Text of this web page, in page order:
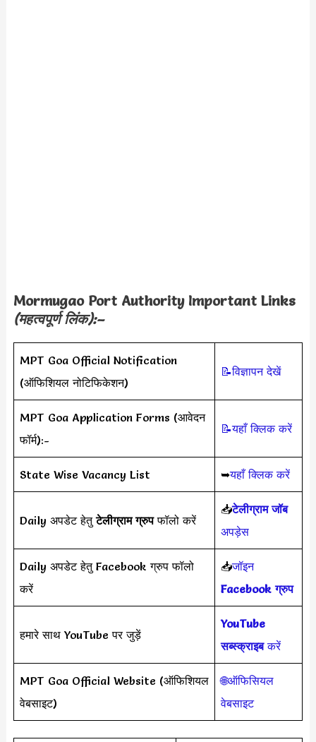
Mormugao Port Authority Important Links
(महत्वपूर्ण लिंक):–
MPT Goa Official Notification
(ऑफिशियल नोटिफिकेशन)
📝विज्ञापन देखें
MPT Goa Application Forms (आवेदन
फॉर्म):-
📝यहाँ क्लिक करें
State Wise Vacancy List ➥यहाँ क्लिक करें
Daily अपडेट हेतुटेलीग्राम ग्रुपफॉलो करें
📥टेलीग्राम जॉब
अपड़ेस
Daily अपडेट हेतु Facebook ग्रुप फॉलो
करें
📥जॉइन
Facebook ग्रुप
हमारे साथ YouTube पर जुड़ें
YouTube
सब्स्क्राइबकरें
MPT Goa Official Website (ऑफिशियल
वेबसाइट)
🌐ऑफिसियल
वेबसाइट